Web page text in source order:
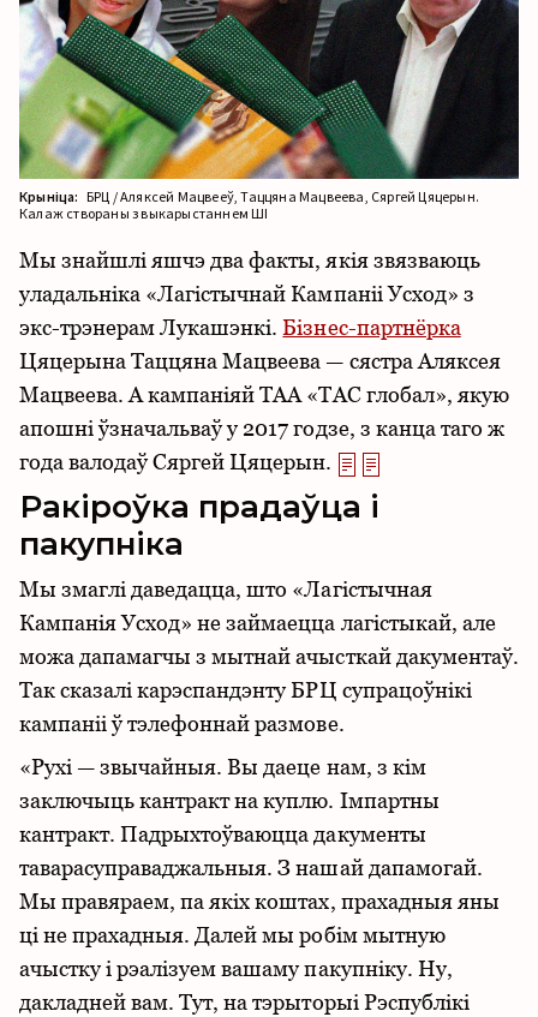
Крыніца: БРЦ / Аляксей Мацвееў, Таццяна Мацвеева, Сяргей Цяцерын.
Калаж створаны з выкарыстаннем ШІ
Мы знайшлі яшчэ два факты, якія звязваюць
уладальніка «Лагістычнай Кампаніі Усход» з
экс-трэнерам Лукашэнкі.Бізнес-партнёрка
Цяцерына Таццяна Мацвеева — сястра Аляксея
Мацвеева. А кампаніяй ТАА «ТАС глобал», якую
апошні ўзначальваў у 2017 годзе, з канца таго ж
года валодаў Сяргей Цяцерын.
Ракіроўка прадаўца і
пакупніка
Мы змаглі даведацца, што «Лагістычная
Кампанія Усход» не займаецца лагістыкай, але
можа дапамагчы з мытнай ачысткай дакументаў.
Так сказалі карэспандэнту БРЦ супрацоўнікі
кампаніі ў тэлефоннай размове.
«Рухі — звычайныя. Вы даеце нам, з кім
заключыць кантракт на куплю. Імпартны
кантракт. Падрыхтоўваюцца дакументы
таварасуправаджальныя. З нашай дапамогай.
Мы правяраем, па якіх коштах, прахадныя яны
ці не прахадныя. Далей мы робім мытную
ачыстку і рэалізуем вашаму пакупніку. Ну,
дакладней вам. Тут, на тэрыторыі Рэспублікі